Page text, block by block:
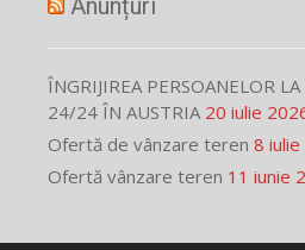
ÎNGRIJIREA PERSOANELOR
24/24 ÎN AUSTRIA 20 iulie
Ofertă de vânzare teren 8
Ofertă vânzare teren 11 iunie